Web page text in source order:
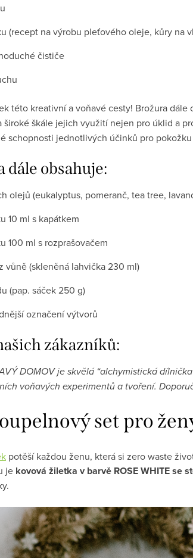
(recept na výrobu pleťového oleje, kůry na
čističe
této kreativní a voňavé cesty! Brožura dále
široké škále jejich využití nejen pro úklid a
schopnosti jednotlivých účinků pro
dále obsahuje:
olejů (eukalyptus, pomeranč, tea tree,
10 ml s kapátkem
100 ml s rozprašovačem
vůně (skleněná lahvička 230 ml)
(pap. sáček 250 g)
označení výtvorů
zákazníků:
DOMOV je skvělá “alchymistická
voňavých experimentů a tvoření.
set pro
potěší každou ženu, která si zero waste
je kovová žiletka v barvě ROSE WHITE se